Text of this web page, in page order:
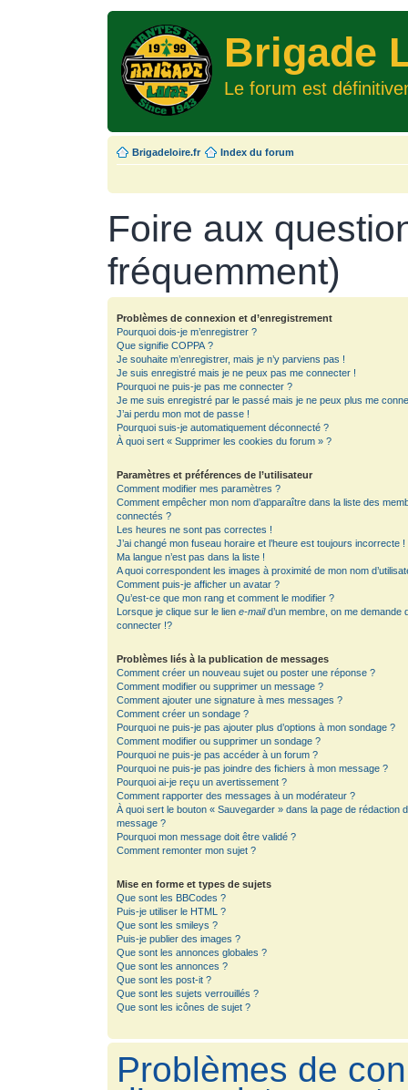
Brigade
Le forum est
Brigadeloire.fr Index du forum
Foire aux
fréquemment)
Problèmes de connexion et d’enregistrement
Pourquoi dois-je m’enregistrer ?
Que signifie COPPA ?
Je souhaite m’enregistrer, mais je n’y parviens pas !
Je suis enregistré mais je ne peux pas me connecter !
Pourquoi ne puis-je pas me connecter ?
Je me suis enregistré par le passé mais je ne peux plus me
J’ai perdu mon mot de passe !
Pourquoi suis-je automatiquement déconnecté ?
À quoi sert « Supprimer les cookies du forum » ?
Paramètres et préférences de l’utilisateur
Comment modifier mes paramètres ?
Comment empêcher mon nom d’apparaître dans la liste des
connectés ?
Les heures ne sont pas correctes !
J’ai changé mon fuseau horaire et l’heure est toujours incorrecte !
Ma langue n’est pas dans la liste !
A quoi correspondent les images à proximité de mon nom
Comment puis-je afficher un avatar ?
Qu’est-ce que mon rang et comment le modifier ?
Lorsque je clique sur le lien e-maild’un membre, on me demande
connecter !?
Problèmes liés à la publication de messages
Comment créer un nouveau sujet ou poster une réponse ?
Comment modifier ou supprimer un message ?
Comment ajouter une signature à mes messages ?
Comment créer un sondage ?
Pourquoi ne puis-je pas ajouter plus d’options à mon sondage ?
Comment modifier ou supprimer un sondage ?
Pourquoi ne puis-je pas accéder à un forum ?
Pourquoi ne puis-je pas joindre des fichiers à mon message ?
Pourquoi ai-je reçu un avertissement ?
Comment rapporter des messages à un modérateur ?
À quoi sert le bouton « Sauvegarder » dans la page de rédaction
message ?
Pourquoi mon message doit être validé ?
Comment remonter mon sujet ?
Mise en forme et types de sujets
Que sont les BBCodes ?
Puis-je utiliser le HTML ?
Que sont les smileys ?
Puis-je publier des images ?
Que sont les annonces globales ?
Que sont les annonces ?
Que sont les post-it ?
Que sont les sujets verrouillés ?
Que sont les icônes de sujet ?
Problèmes de